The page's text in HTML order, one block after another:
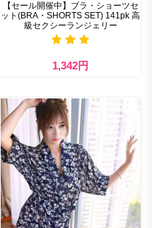
【セール開催中】ブラ・ショーツセ
ット(BRA・SHORTS SET) 141pk 高
級セクシーランジェリー
1,342円